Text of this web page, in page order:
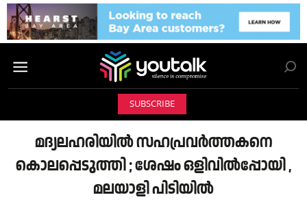
SUBSCRIBE
മദ്യലഹരിയിൽ സഹപ്രവർത്തകനെ
കൊലപ്പെടുത്തി ; ശേഷം ഒളിവിൽപ്പോയി ,
മലയാളി പിടിയിൽ